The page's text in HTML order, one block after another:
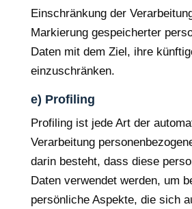
Einschränkung der
Markierung gespeicherter
Daten mit dem Ziel, ihre
einzuschränken.
e) Profiling
Profiling ist jede Art der
Verarbeitung
darin besteht, dass diese
Daten verwendet werden, um
persönliche Aspekte, die sich